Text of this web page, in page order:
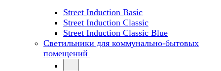
Street Induction Basic
Street Induction Classic
Street Induction Classic Blue
Светильники для коммунально-бытовых
помещений